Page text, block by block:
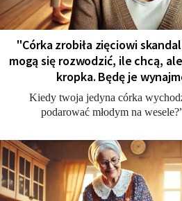
"Córka zrobiła zięciowi
mogą się rozwodzić, ile chcą,
kropka. Będę je
Kiedy twoja jedyna córka
podarować młodym na